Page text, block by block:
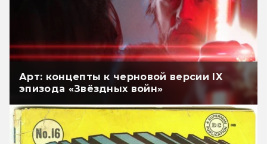
Арт: концепты к черновой версии IX
эпизода «Звёздных войн»